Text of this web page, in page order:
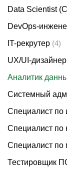
Data Scientist
DevOps-
IT-рекрутер (4)
UX/UI-
Аналитик
Системный
Специалист по
Специалист по
Специалист
Тестировщик